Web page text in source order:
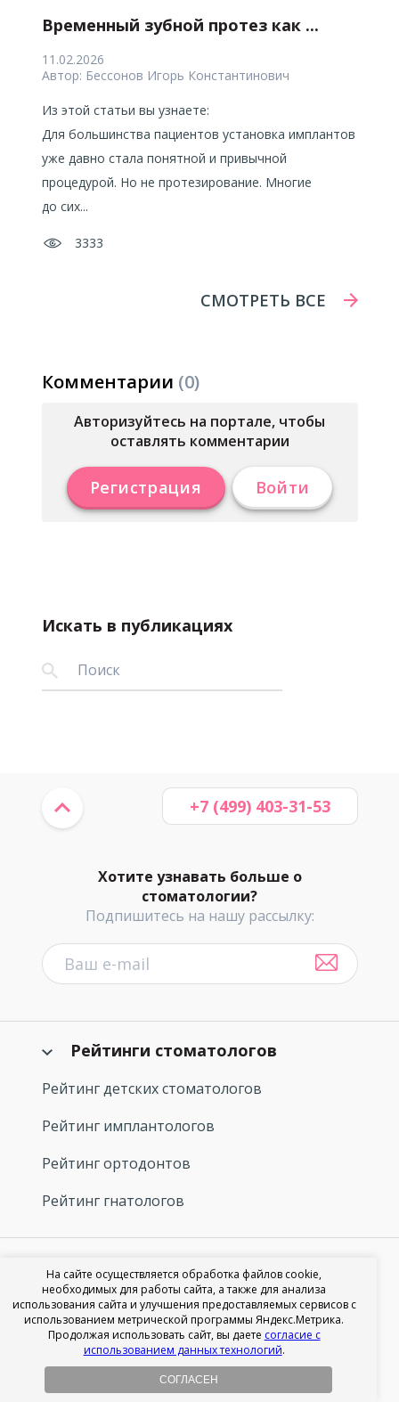
Временный зубной протез как ...
11.02.2026
Автор: Бессонов Игорь Константинович
Из этой статьи вы узнаете:
Для большинства пациентов установка имплантов
уже давно стала понятной и привычной
процедурой. Но не протезирование. Многие
до сих...
3333
СМОТРЕТЬ ВСЕ
Комментарии (0)
Авторизуйтесь на портале, чтобы
оставлять комментарии
Регистрация Войти
Искать в публикациях
Хотите узнавать больше о
стоматологии?
Подпишитесь на нашу рассылку:
+7 (499) 403-31-53
Рейтинги стоматологов
Рейтинг детских стоматологов
Рейтинг имплантологов
Рейтинг ортодонтов
Рейтинг гнатологов
Рейтинг стоматологий
Рейтинг зубных имплантов 2024
Рейтинг стоматологов-ортопедов
Рейтинг стоматологов-терапевтов
На сайте осуществляется обработка файлов cookie,
необходимых для работы сайта, а также для анализа
использования сайта и улучшения предоставляемых сервисов с
использованием метрической программы Яндекс.Метрика.
Продолжая использовать сайт, вы даете согласие с
использованием данных технологий.
СОГЛАСЕН